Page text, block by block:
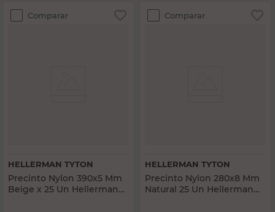
Comparar
HELLERMAN TYTON
Precinto Nylon 390x5 Mm
Beige x 25 Un Hellerman
Comparar
HELLERMAN TYTON
Precinto Nylon 280x8 Mm
Natural 25 Un Hellerman